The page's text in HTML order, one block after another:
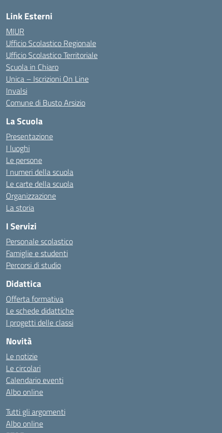
Link Esterni
MIUR
Ufficio Scolastico Regionale
Ufficio Scolastico Territoriale
Scuola in Chiaro
Unica – Iscrizioni On Line
Invalsi
Comune di Busto Arsizio
La Scuola
Presentazione
I luoghi
Le persone
I numeri della scuola
Le carte della scuola
Organizzazione
La storia
I Servizi
Personale scolastico
Famiglie e studenti
Percorsi di studio
Didattica
Offerta formativa
Le schede didattiche
I progetti delle classi
Novità
Le notizie
Le circolari
Calendario eventi
Albo online
Tutti gli argomenti
Albo online